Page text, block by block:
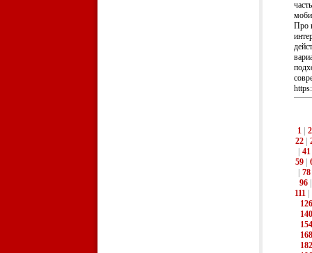
Про
1
2
22|
41
59|
78
96
111|
126
140
154
168
182